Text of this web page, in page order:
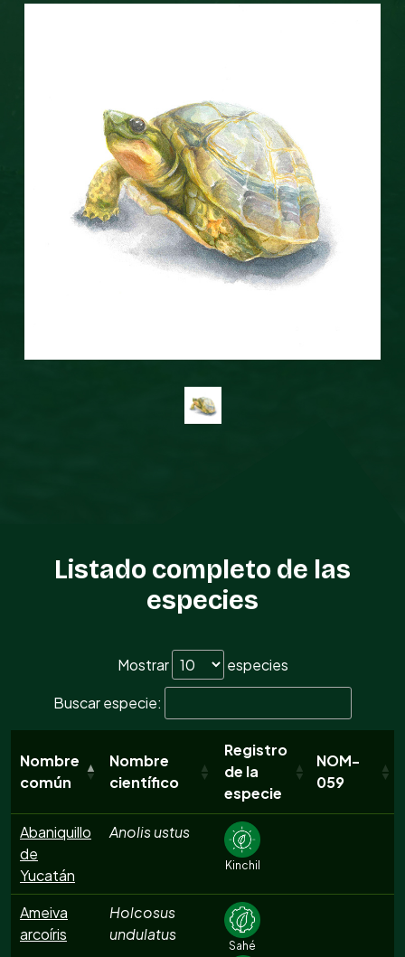
Listado completo de las
especies
Mostrar
especies
Buscar especie:
Nombre
común
Nombre
científico
Registro
de la
especie
NOM-
059
Abaniquillo
de
Yucatán
Anolis ustus
Kinchil
Ameiva
arcoíris
Holcosus
undulatus
Sahé